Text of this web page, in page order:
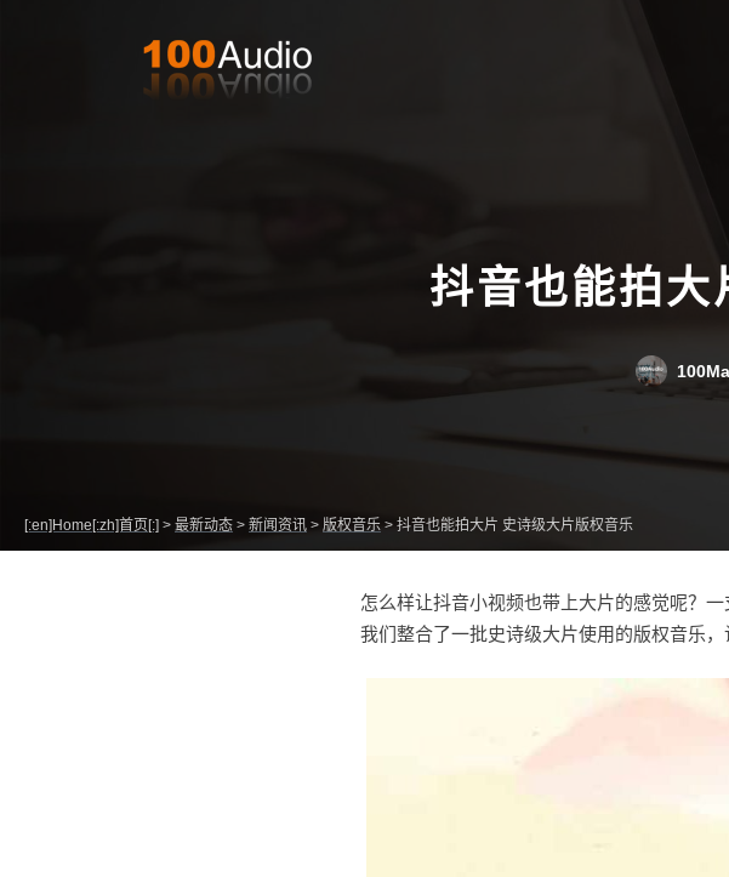
抖音也能拍
[:en]Home[:zh]首页[:] > 最新动态 > 新闻资讯 > 版权音乐 > 抖音也能拍大片 史诗级大片版权音乐
怎么样让抖音小视频也带上大片的感觉呢？一
我们整合了一批史诗级大片使用的版权音乐